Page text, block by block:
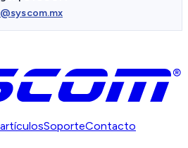
SoporteContacto